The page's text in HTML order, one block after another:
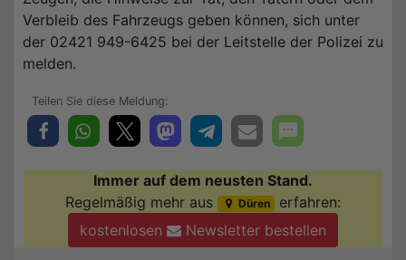
Verbleib des Fahrzeugs geben können, sich unter
der 02421 949-6425 bei der Leitstelle der Polizei zu
melden.
Immer auf dem neusten Stand.
Regelmäßig mehr aus
Düren
erfahren:
kostenlosen
Newsletter bestellen